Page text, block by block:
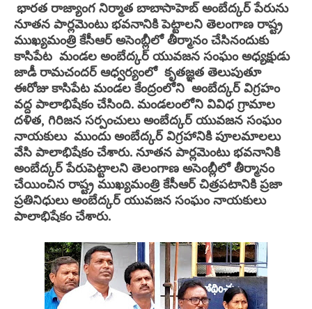
భారత రాజ్యాంగ నిర్మాత బాబాసాహెబ్ అంబేద్కర్ పేరును
నూతన పార్లమెంటు భవనానికి పెట్టాలని తెలంగాణ రాష్ట్ర
ముఖ్యమంత్రి కేసీఆర్ అసెంబ్లీలో తీర్మానం చేసినందుకు
కాసిపేట మండల అంబేద్కర్ యువజన సంఘం అధ్యక్షుడు
జాడీ రామచందర్ ఆధ్వర్యంలో కృతజ్ఞత తెలుపుతూ
ఈరోజు కాసిపేట మండల కేంద్రంలోని అంబేద్కర్ విగ్రహం
వద్ద పాలాభిషేకం చేసింది. మండలంలోని వివిధ గ్రామాల
దళిత, గిరిజన సర్పంచులు అంబేద్కర్ యువజన సంఘం
నాయకులు ముందు అంబేద్కర్ విగ్రహానికి పూలమాలలు
వేసి పాలాభిషేకం చేశారు. నూతన పార్లమెంటు భవనానికి
అంబేద్కర్ పేరుపెట్టాలని తెలంగాణ అసెంబ్లీలో తీర్మానం
చేయించిన రాష్ట్ర ముఖ్యమంత్రి కేసీఆర్ చిత్రపటానికి ప్రజా
ప్రతినిధులు అంబేద్కర్ యువజన సంఘం నాయకులు
పాలాభిషేకం చేశారు.